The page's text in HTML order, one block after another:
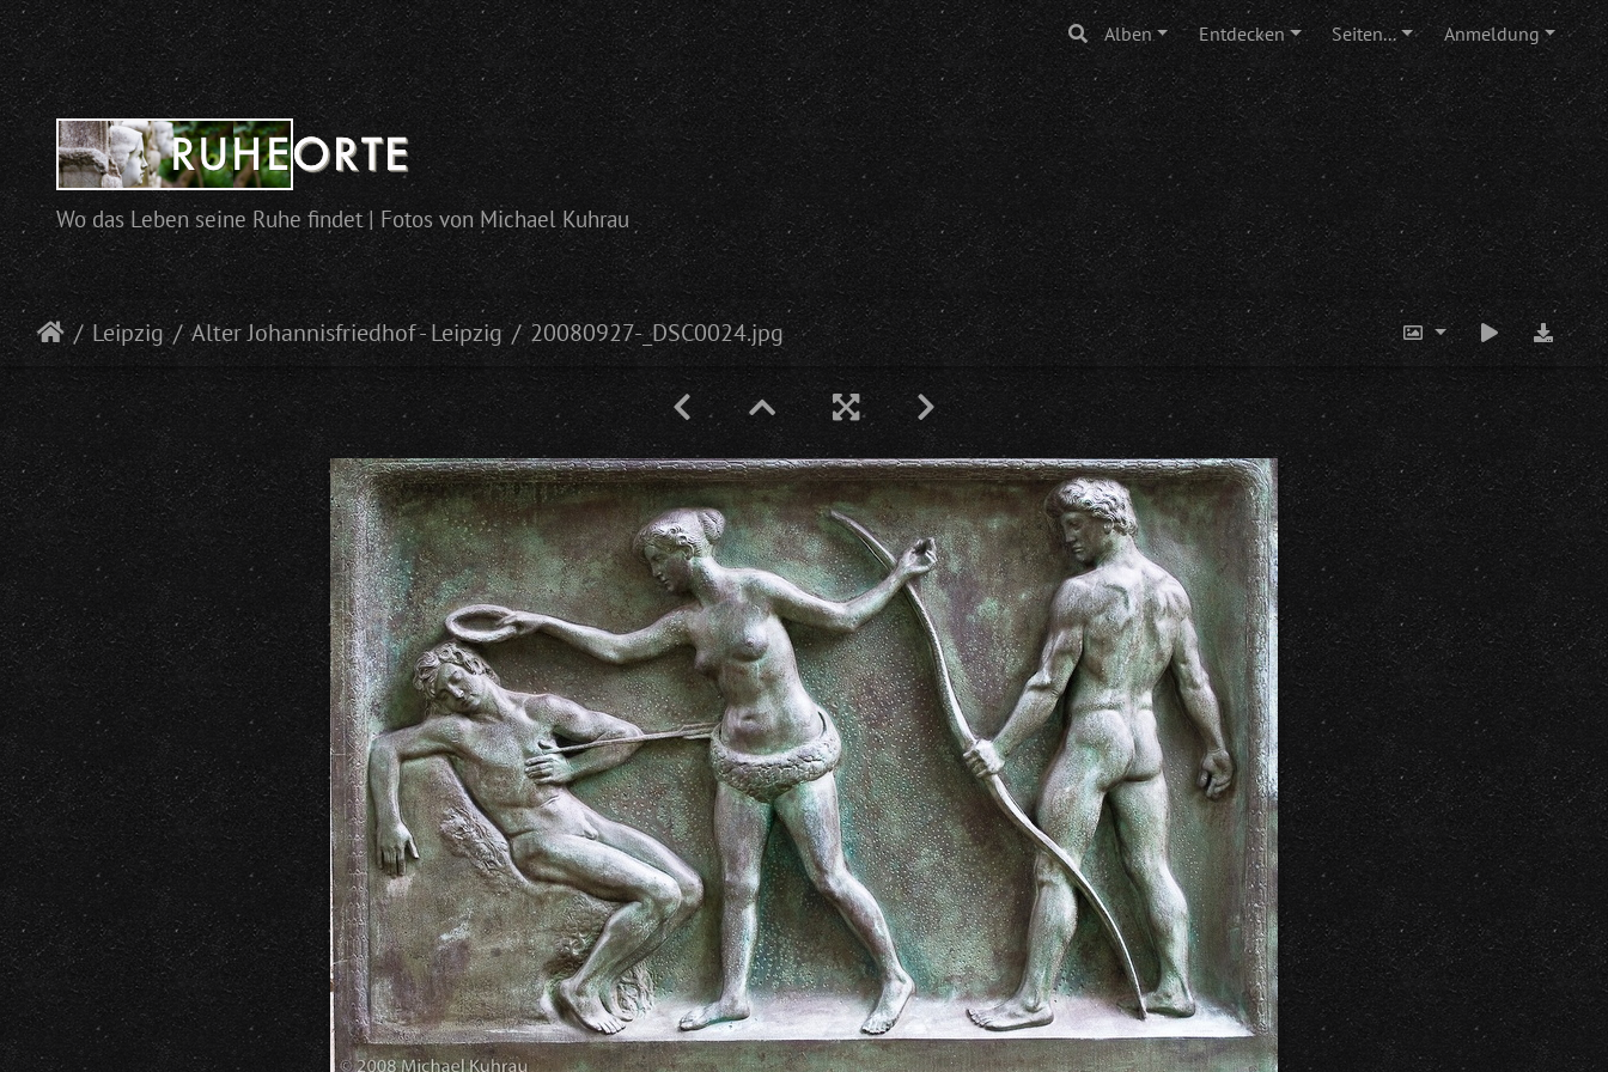
Alben Entdecken Seiten... Anmeldung
Wo das Leben seine Ruhe findet | Fotos von Michael Kuhrau
Leipzig Alter Johannisfriedhof - Leipzig 20080927-_DSC0024.jpg